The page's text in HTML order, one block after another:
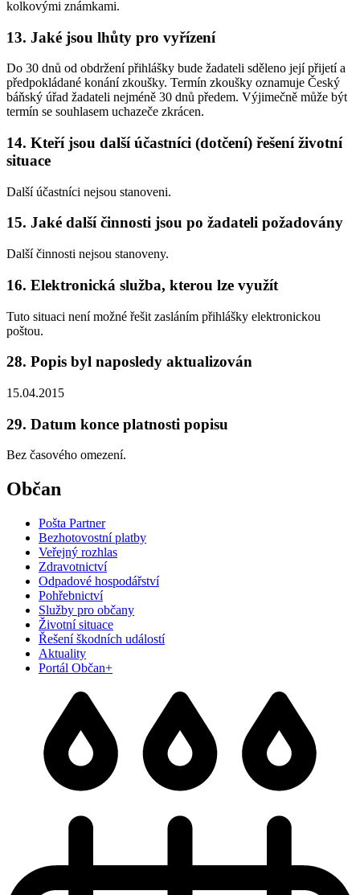
kolkovými známkami.
13. Jaké jsou lhůty pro vyřízení
Do 30 dnů od obdržení přihlášky bude žadateli sděleno její přijetí a
předpokládané konání zkoušky. Termín zkoušky oznamuje Český
báňský úřad žadateli nejméně 30 dnů předem. Výjimečně může být
termín se souhlasem uchazeče zkrácen.
14. Kteří jsou další účastníci (dotčení) řešení životní
situace
Další účastníci nejsou stanoveni.
15. Jaké další činnosti jsou po žadateli požadovány
Další činnosti nejsou stanoveny.
16. Elektronická služba, kterou lze využít
Tuto situaci není možné řešit zasláním přihlášky elektronickou
poštou.
28. Popis byl naposledy aktualizován
15.04.2015
29. Datum konce platnosti popisu
Bez časového omezení.
Občan
Pošta Partner
Bezhotovostní platby
Veřejný rozhlas
Zdravotnictví
Odpadové hospodářství
Pohřebnictví
Služby pro občany
Životní situace
Řešení škodních událostí
Aktuality
Portál Občan+